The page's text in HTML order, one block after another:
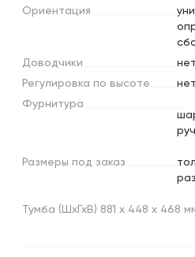
Ориентация
Доводчики
нет
Регулировка по высоте
нет
Фурнитура
Размеры под заказ
Тумба (ШхГхВ) 881 х 448 х 468